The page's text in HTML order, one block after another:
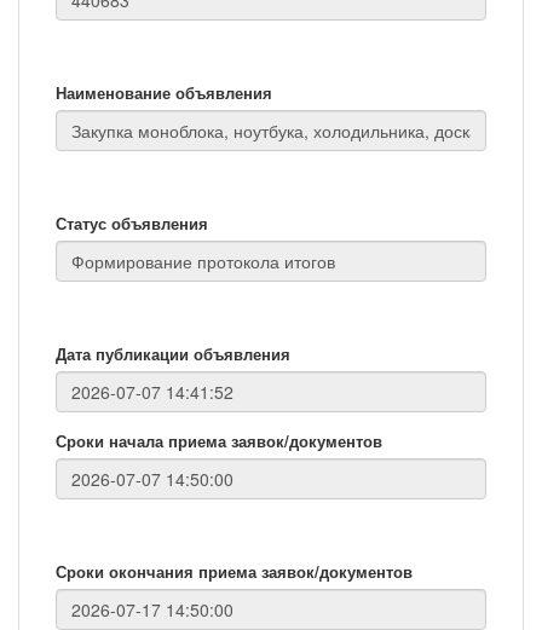
Наименование объявления
Статус объявления
Дата публикации объявления
Сроки начала приема заявок/документов
Сроки окончания приема заявок/документов